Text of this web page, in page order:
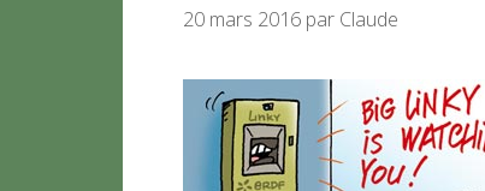
20 mars 2016 par Claude